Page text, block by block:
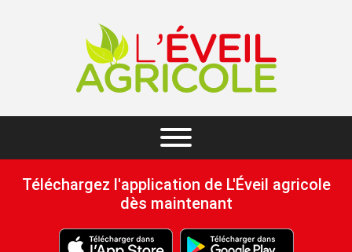
Téléchargez l'application de L'Éveil agricole
dès maintenant